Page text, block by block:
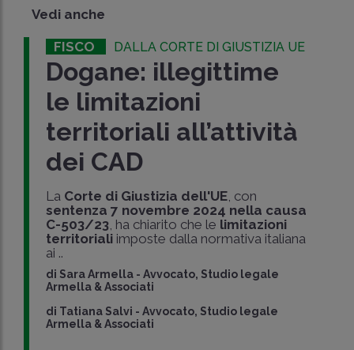
Vedi anche
FISCO DALLA CORTE DI GIUSTIZIA UE
Dogane: illegittime
le limitazioni
territoriali all’attività
dei CAD
La Corte di Giustizia dell'UE , con
sentenza 7 novembre 2024 nella causa
C-503/23 , ha chiarito che le limitazioni
territoriali imposte dalla normativa italiana
ai ..
di Sara Armella -Avvocato, Studio legale
Armella & Associati
di Tatiana Salvi -Avvocato, Studio legale
Armella & Associati